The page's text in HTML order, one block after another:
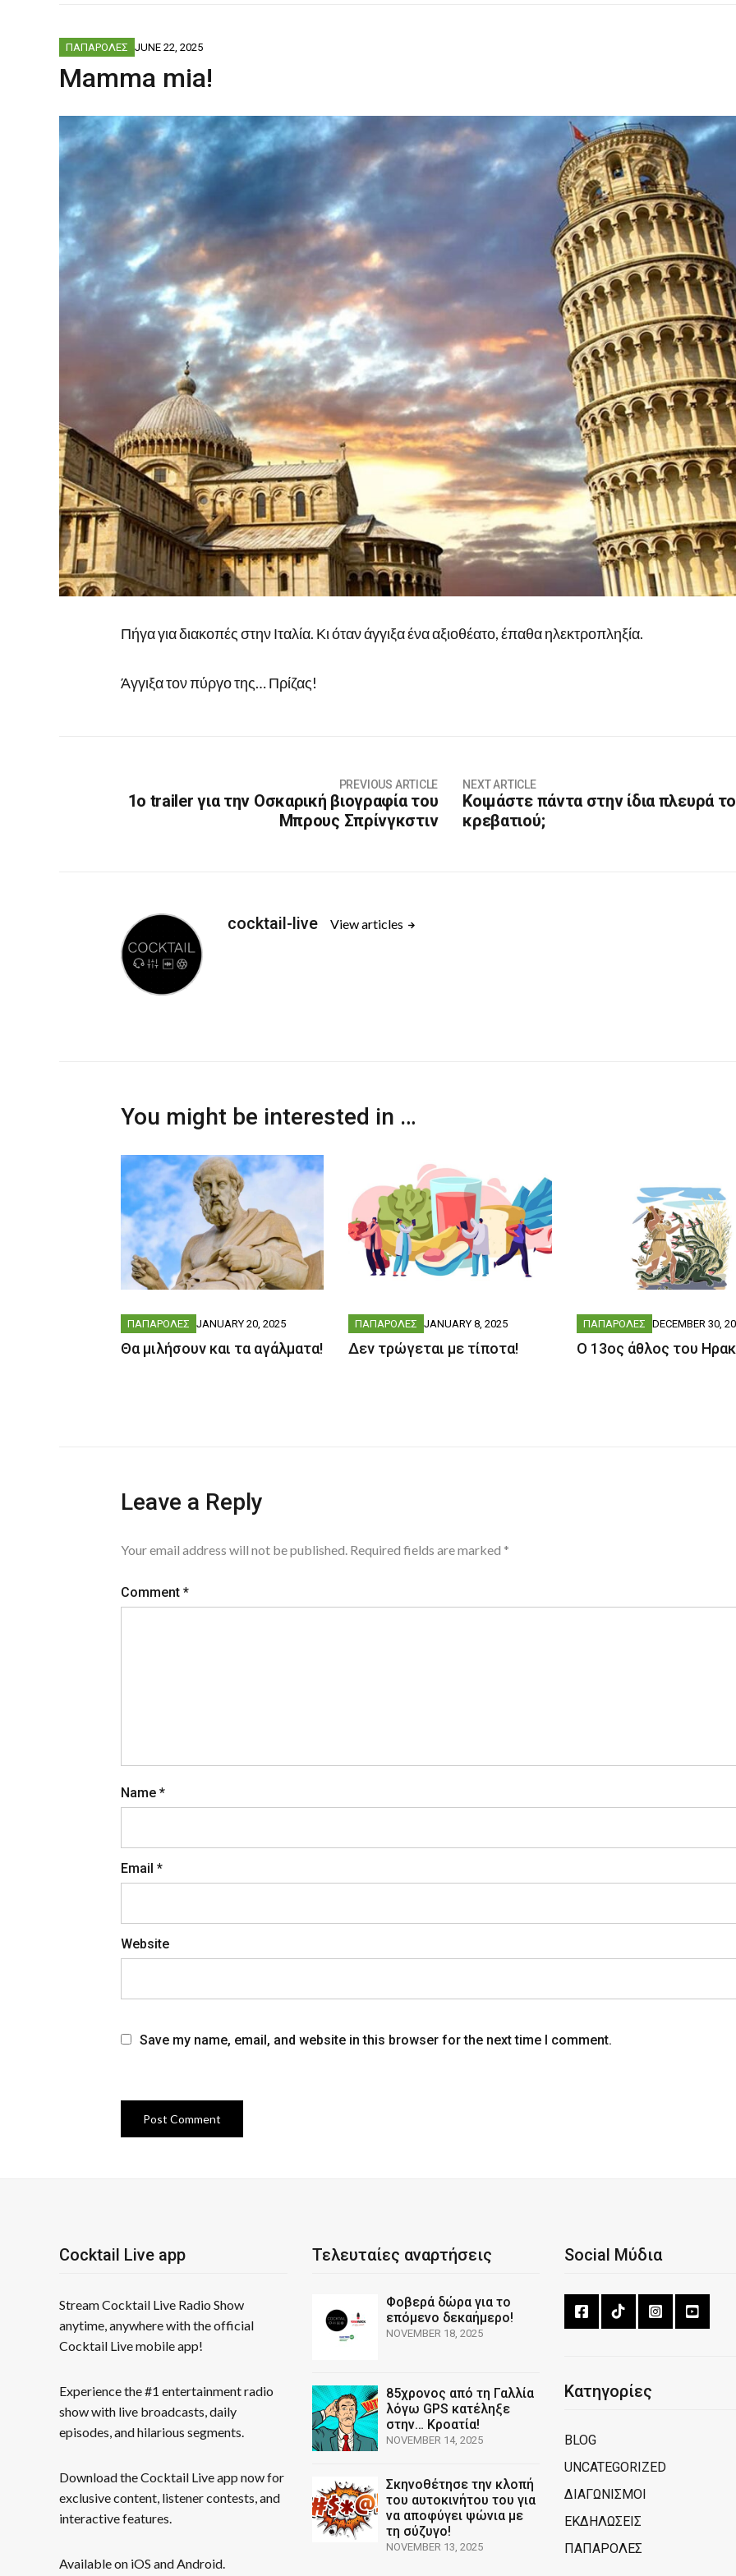
ΠΑΠΑΡΟΛΕΣ JUNE 22, 2025
Mamma mia!
Πήγα για διακοπές στην Ιταλία. Κι όταν άγγιξα ένα αξιοθέατο, έπαθα ηλεκτροπληξία.
Άγγιξα τον πύργο της… Πρίζας!
PREVIOUS ARTICLE
1ο trailer για την Οσκαρική βιογραφία του
Μπρους Σπρίνγκστιν
NEXT ARTICLE
Κοιμάστε πάντα στην ίδια πλευρά
κρεβατιού;
cocktail-live View articles
You might be interested in …
ΠΑΠΑΡΟΛΕΣ JANUARY 20, 2025
Θα μιλήσουν και τα αγάλματα!
ΠΑΠΑΡΟΛΕΣ JANUARY 8, 2025
Δεν τρώγεται με τίποτα!
ΠΑΠΑΡΟΛΕΣ DECEMBER 30,
Ο 13ος άθλος του
Leave a Reply
Your email address will not be published. Required fields are marked *
Comment *
Name *
Email *
Website
Save my name, email, and website in this browser for the next time I comment.
Cocktail Live app
Stream Cocktail Live Radio Show
anytime, anywhere with the official
Cocktail Live mobile app!
Experience the #1 entertainment radio
show with live broadcasts, daily
episodes, and hilarious segments.
Download the Cocktail Live app now for
exclusive content, listener contests, and
interactive features.
Available on iOS and Android.
Τελευταίες αναρτήσεις
Φοβερά δώρα για το
επόμενο δεκαήμερο!
NOVEMBER 18, 2025
85χρονος από τη Γαλλία
λόγω GPS κατέληξε
στην… Κροατία!
NOVEMBER 14, 2025
Σκηνοθέτησε την κλοπή
του αυτοκινήτου του για
να αποφύγει ψώνια με
τη σύζυγο!
NOVEMBER 13, 2025
Social Μύδια
Κατηγορίες
BLOG
UNCATEGORIZED
ΔΙΑΓΩΝΙΣΜΟΙ
ΕΚΔΗΛΩΣΕΙΣ
ΠΑΠΑΡΟΛΕΣ